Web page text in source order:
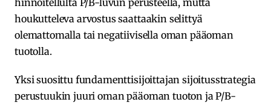
houkutteleva arvostus saattaakin selittyä
olemattomalla tai negatiivisella oman pääoman
tuotolla.
Yksi suosittu fundamenttisijoittajan sijoitusstrategia
perustuukin juuri oman pääoman tuoton ja P/B-